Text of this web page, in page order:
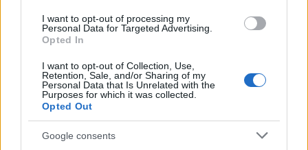
I want to opt-out of processing my
Personal Data for Targeted Advertising.
Opted In
I want to opt-out of Collection, Use,
Retention, Sale, and/or Sharing of my
Personal Data that Is Unrelated with the
Purposes for which it was collected.
Opted Out
Google consents